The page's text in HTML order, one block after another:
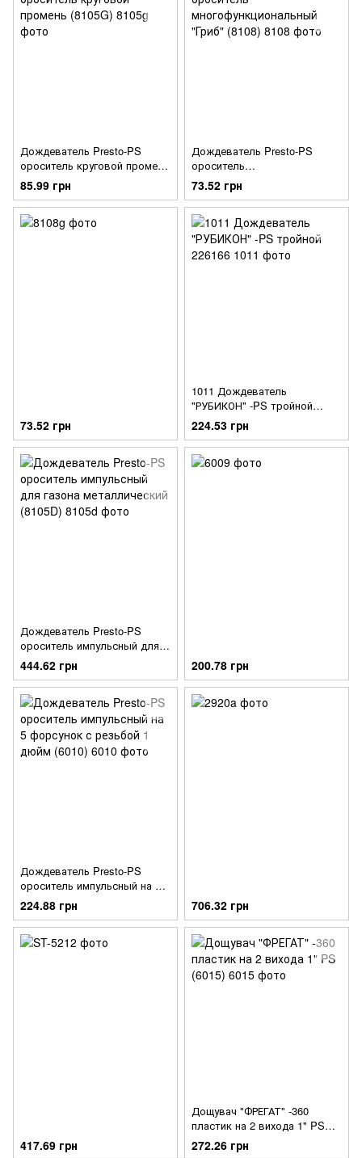
Дождеватель Presto-PS
ороситель круговой промень
(8105G)
85.99 грн
Дождеватель Presto-PS
ороситель
многофункциональный "Гриб"
(8108)
73.52 грн
73.52 грн
1011 Дождеватель
"РУБИКОН" -PS тройной
226166
224.53 грн
Дождеватель Presto-PS
ороситель импульсный для
газона металлический
(8105D)
444.62 грн 200.78 грн
Дождеватель Presto-PS
ороситель импульсный на 5
форсунок с резьбой 1 дюйм
(6010)
224.88 грн 706.32 грн
417.69 грн
Дощувач "ФРЕГАТ" -360
пластик на 2 вихода 1" PS
(6015)
272.26 грн